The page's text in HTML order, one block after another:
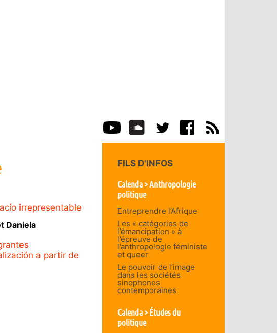
irrepresentable
Daniela
a partir de
FILS D'INFOS
Calenda > Anthropologie
politique
Entreprendre l’Afrique
Les « catégories de
l’émancipation » à
l’épreuve de
l’anthropologie féministe
et queer
Le pouvoir de l’image
dans les sociétés
sinophones
contemporaines
Calenda > Études du
politique